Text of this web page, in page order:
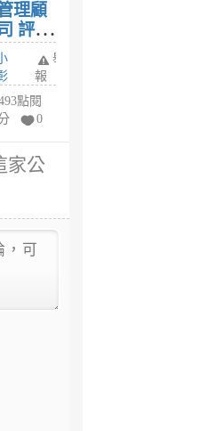
理顧
評價
1
年
舉
報
點閱
0
家公